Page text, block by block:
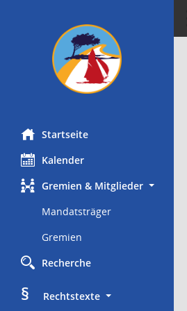
Startseite
Kalender
Gremien & Mitglieder
Mandatsträger
Gremien
Recherche
§
     Rechtstexte